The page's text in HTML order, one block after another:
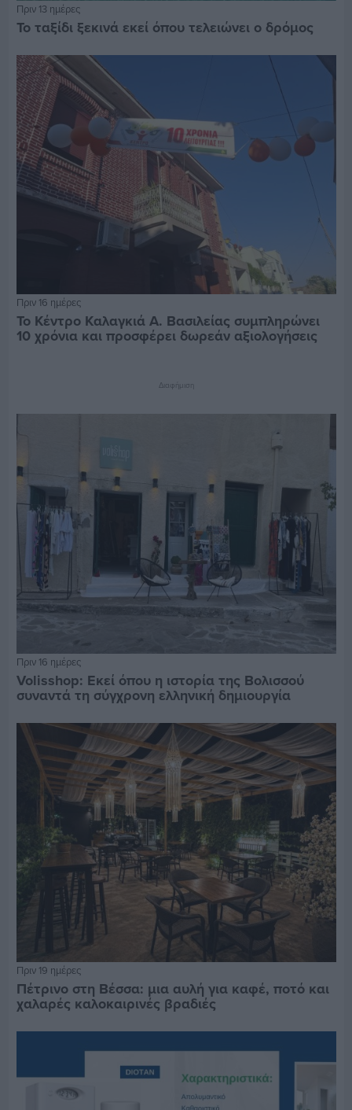
Πριν 13 ημέρες
Το ταξίδι ξεκινά εκεί όπου τελειώνει ο δρόμος
Πριν 16 ημέρες
Το Κέντρο Καλαγκιά Α. Βασιλείας συμπληρώνει
10 χρόνια και προσφέρει δωρεάν αξιολογήσεις
Διαφήμιση
Πριν 16 ημέρες
Volisshop: Εκεί όπου η ιστορία της Βολισσού
συναντά τη σύγχρονη ελληνική δημιουργία
Πριν 19 ημέρες
Πέτρινο στη Βέσσα: μια αυλή για καφέ, ποτό και
χαλαρές καλοκαιρινές βραδιές